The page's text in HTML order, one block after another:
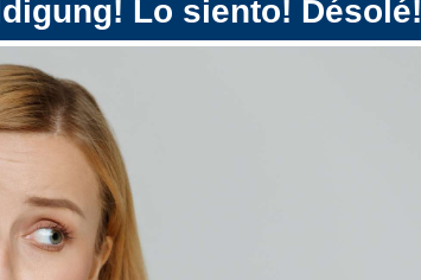
Lo siento! Désolé!